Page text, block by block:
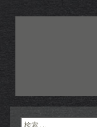
投稿
ン
検索: